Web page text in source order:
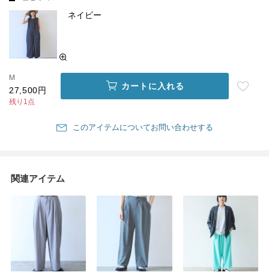
ネイビー
M
27,500円
残り1点
カートに入れる
このアイテムについてお問い合わせする
関連アイテム